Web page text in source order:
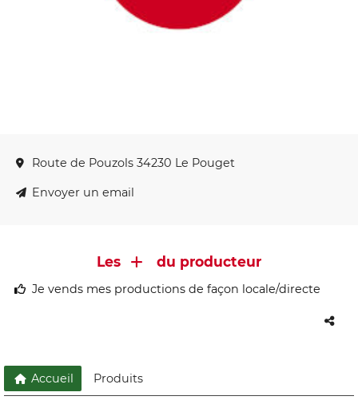
Route de Pouzols 34230 Le Pouget
Envoyer un email
Les du producteur
Je vends mes productions de façon locale/directe
Accueil Produits